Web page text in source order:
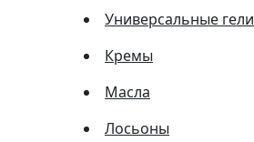
Универсальные гели
Кремы
Масла
Лосьоны